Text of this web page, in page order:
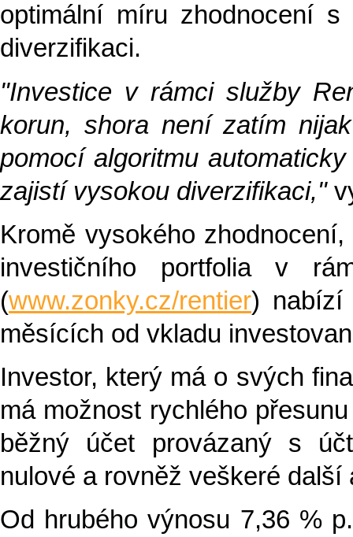
optimální míru zhodnocení
diverzifikaci.
"Investice v rámci služby
korun, shora není zatím
pomocí algoritmu
zajistí vysokou diverzifikaci,"
Kromě vysokého
investičního portfolia v
(www.zonky.cz/rentier) nabízí
měsících od vkladu
Investor, který má o svých
má možnost rychlého
běžný účet provázaný s
nulové a rovněž veškeré
Od hrubého výnosu 7,36 %